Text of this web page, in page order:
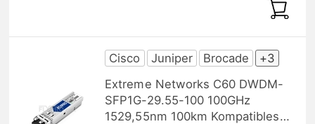
Cisco Juniper Brocade
+3
Extreme Networks C60 DWDM-
SFP1G-29.55-100 100GHz
1529,55nm 100km Kompatibles